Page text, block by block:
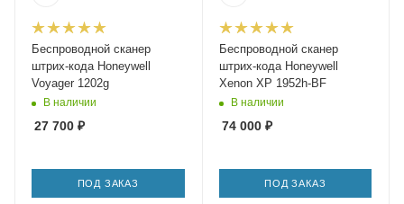
Беспроводной сканер
штрих-кода Honeywell
Voyager 1202g
В наличии
27 700 ₽
ПОД ЗАКАЗ
Беспроводной сканер
штрих-кода Honeywell
Xenon XP 1952h-BF
В наличии
74 000₽
ПОД ЗАКАЗ